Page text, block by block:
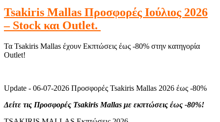
Tsakiris Mallas Προσφορές Ιούλιος 2026
– Stock και Outlet.
Τα Tsakiris Mallas έχουν Εκπτώσεις έως -80% στην κατηγορία
Outlet!
Update - 06-07-2026 Προσφορές Tsakiris Mallas 2026 έως -80%
Δείτε τις Προσφορές Tsakiris Mallas με εκπτώσεις έως -80%!